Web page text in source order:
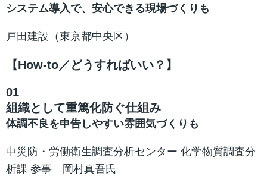
システム導入で、安心できる現場づくりも
戸田建設（東京都中央区）
【How-to／どうすればいい？】
01
組織として重篤化防ぐ仕組み
体調不良を申告しやすい雰囲気づくりも
中災防・労働衛生調査分析センター 化学物質調査分
析課 参事 岡村真吾氏